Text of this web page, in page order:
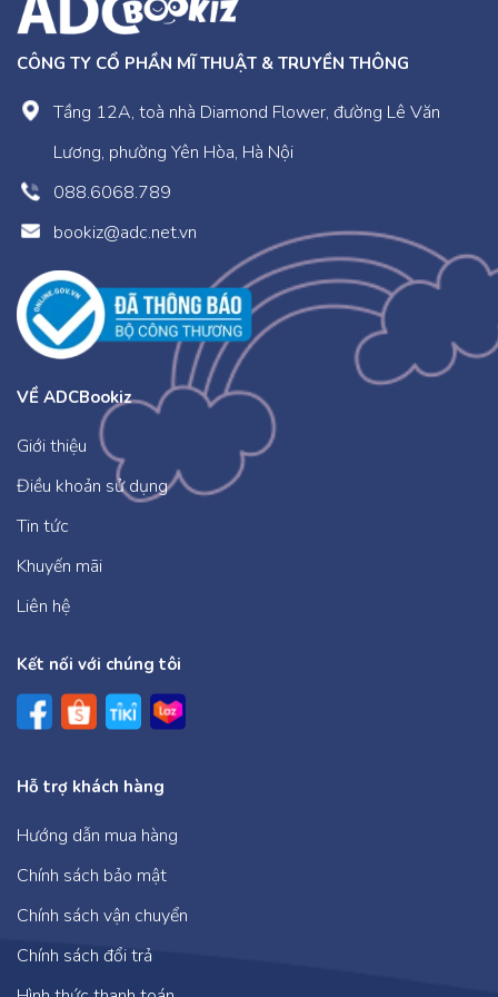
những bài học lí thú.
CÔNG TY CỔ PHẦN MĨ THUẬT & TRUYỀN THÔNG
Tầng 12A, toà nhà Diamond Flower, đường Lê Văn
Lương, phường Yên Hòa, Hà Nội
088.6068.789
bookiz@adc.net.vn
VỀ ADCBookiz
Giới thiệu
Điều khoản sử dụng
Tin tức
Khuyến mãi
Liên hệ
Kết nối với chúng tôi
Hỗ trợ khách hàng
Hướng dẫn mua hàng
Chính sách bảo mật
Chính sách vận chuyển
Chính sách đổi trả